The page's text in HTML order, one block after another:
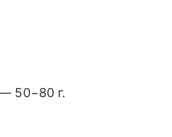
50−80 г.